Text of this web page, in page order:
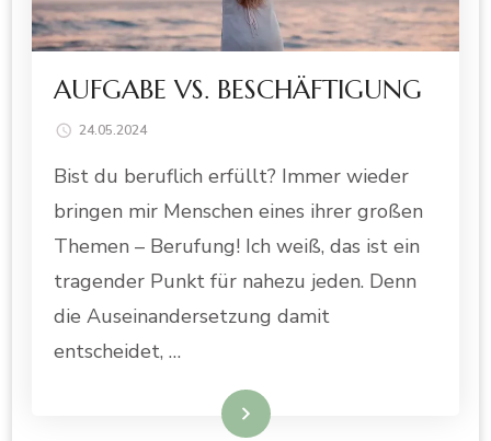
AUFGABE VS. BESCHÄFTIGUNG
24.05.2024
Bist du beruflich erfüllt? Immer wieder
bringen mir Menschen eines ihrer großen
Themen – Berufung! Ich weiß, das ist ein
tragender Punkt für nahezu jeden. Denn
die Auseinandersetzung damit
entscheidet, …
WEITERLESEN